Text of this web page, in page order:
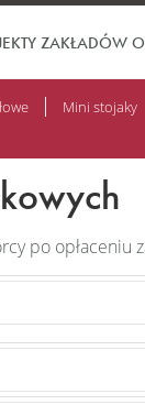
ZAKŁADÓW
Mini stojaky
po opłaceniu